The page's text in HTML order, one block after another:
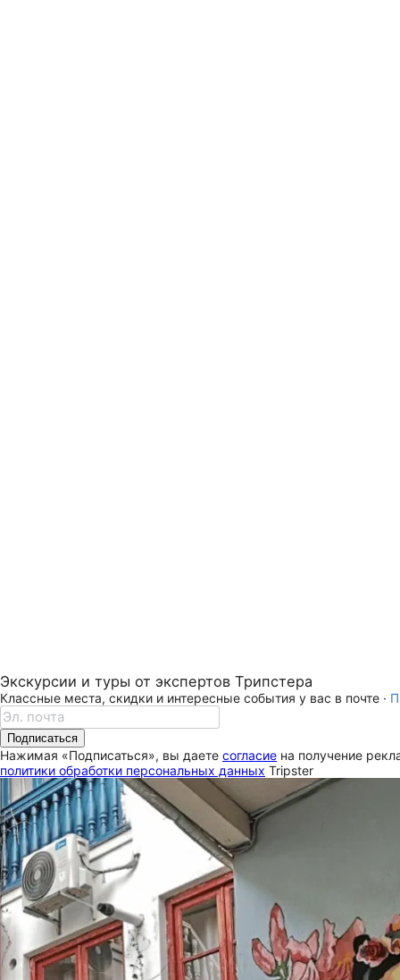
Экскурсии и туры от экспертов Трипстера
Классные места, скидки и интересные события у вас в почте ·
Подписаться
Нажимая «Подписаться», вы даете согласие на получение
политики обработки персональных данных Tripster